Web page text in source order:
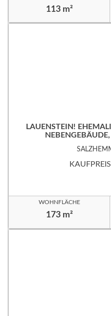
113 m²
LAUENSTEIN!
WOHNFLÄCHE
173 m²